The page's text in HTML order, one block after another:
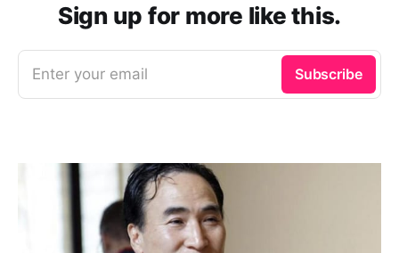
Sign up for more like this.
Enter your email Subscribe